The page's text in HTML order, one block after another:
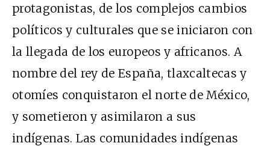
protagonistas, de los complejos cambios
políticos y culturales que se iniciaron con
la llegada de los europeos y africanos. A
nombre del rey de España, tlaxcaltecas y
otomíes conquistaron el norte de México,
y sometieron y asimilaron a sus
indígenas. Las comunidades indígenas